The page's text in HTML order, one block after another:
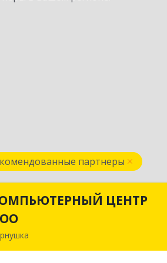
партнеры
ЦЕНТР
КОМПЬЮТЕРНЫЙ ЦЕНТР